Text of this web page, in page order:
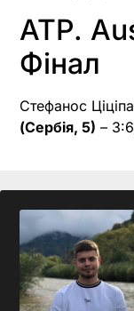
ATP.
Фінал
Стефанос
(Сербія, 5) –